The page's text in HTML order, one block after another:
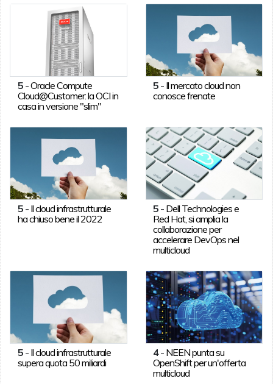
5-Oracle Compute
Cloud@Customer: la OCI in
casa in versione "slim"
5 - Il mercato cloud non
conosce frenate
5- Il cloud infrastrutturale
ha chiuso bene il 2022
5 - Dell Technologies e
Red Hat, si amplia la
collaborazione per
accelerare DevOps nel
multicloud
5- Il cloud infrastrutturale
supera quota 50 miliardi
4- NEEN punta su
OpenShift per un'offerta
multicloud